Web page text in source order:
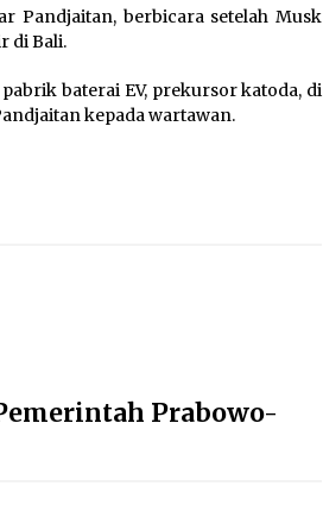
Pandjaitan, berbicara setelah Musk
di Bali.
baterai EV, prekursor katoda, di
kepada wartawan.
Prabowo-